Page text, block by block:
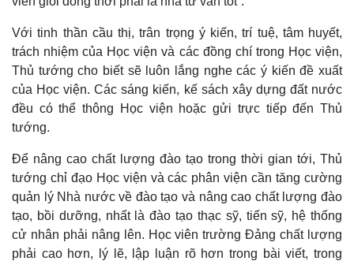
Với tinh thần cầu thị, trân trọng ý kiến, trí tuệ, tâm huyết,
trách nhiệm của Học viện và các đồng chí trong Học viện,
Thủ tướng cho biết sẽ luôn lắng nghe các ý kiến đề xuất
của Học viện. Các sáng kiến, kế sách xây dựng đất nước
đều có thể thông Học viện hoặc gửi trực tiếp đến Thủ
tướng.
Để nâng cao chất lượng đào tạo trong thời gian tới, Thủ
tướng chỉ đạo Học viện và các phân viện cần tăng cường
quản lý Nhà nước về đào tạo và nâng cao chất lượng đào
tạo, bồi dưỡng, nhất là đào tạo thạc sỹ, tiến sỹ, hệ thống
cử nhân phải nâng lên. Học viên trường Đảng chất lượng
phải cao hơn, lý lẽ, lập luận rõ hơn trong bài viết, trong